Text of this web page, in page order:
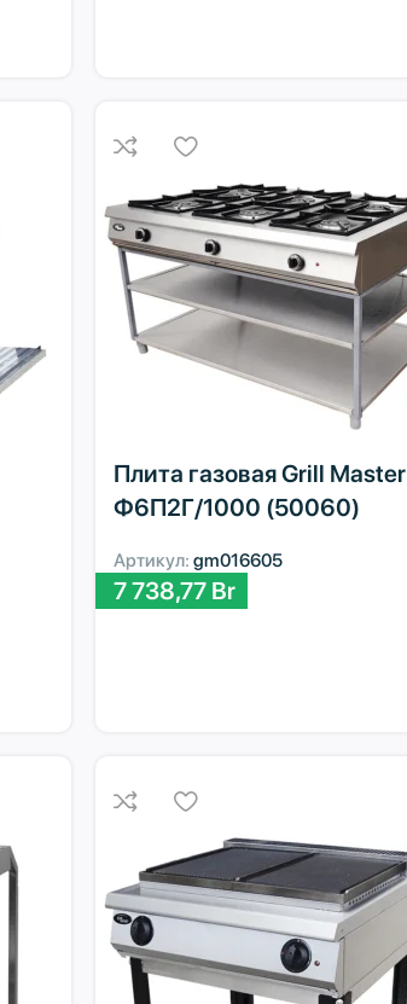
Плита газовая Grill Master
Ф6П2Г/1000 (50060)
Артикул: gm016605
7 738,77 Br